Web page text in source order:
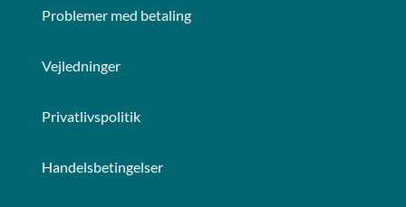
Problemer med betaling
Vejledninger
Privatlivspolitik
Handelsbetingelser